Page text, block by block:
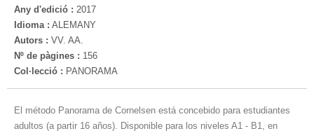
Any d'edició : 2017
Idioma : ALEMANY
Autors : VV. AA.
Nº de pàgines : 156
Col·lecció : PANORAMA
El método Panorama de Cornelsen está concebido para estudiantes
adultos (a partir 16 años). Disponible para los niveles A1 - B1, en